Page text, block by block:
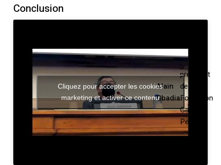
Conclusion
Alain
Obadia
,
président
de la
Fondation
Gabriel-
Péri.
Cliquez pour accepter les cookies
marketing et activer ce contenu